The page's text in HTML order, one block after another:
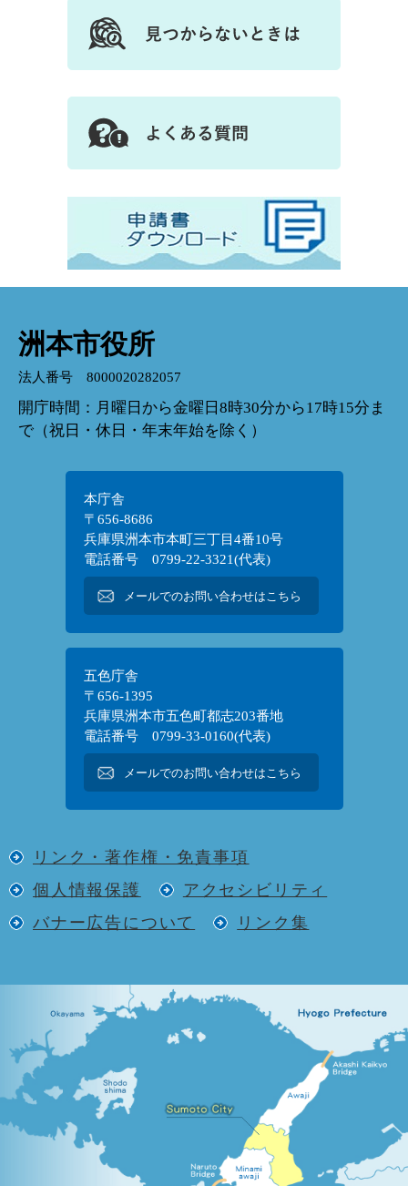
洲本市役所
法人番号 8000020282057
開庁時間：月曜日から金曜日8時30分から17時15分ま
で（祝日・休日・年末年始を除く）
本庁舎
〒656-8686
兵庫県洲本市本町三丁目4番10号
電話番号 0799-22-3321(代表)
メールでのお問い合わせはこちら
五色庁舎
〒656-1395
兵庫県洲本市五色町都志203番地
電話番号 0799-33-0160(代表)
メールでのお問い合わせはこちら
リンク・著作権・免責事項
個人情報保護
アクセシビリティ
バナー広告について
リンク集